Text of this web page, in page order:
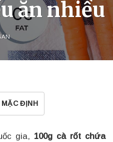
ăn nhiều
MẶC ĐỊNH
gia, 100g cà rốt chứa